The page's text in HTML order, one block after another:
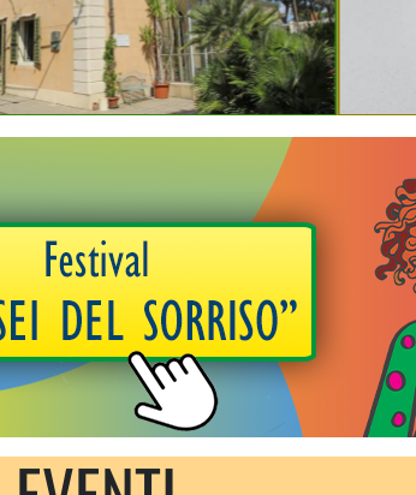
Torre del Lago